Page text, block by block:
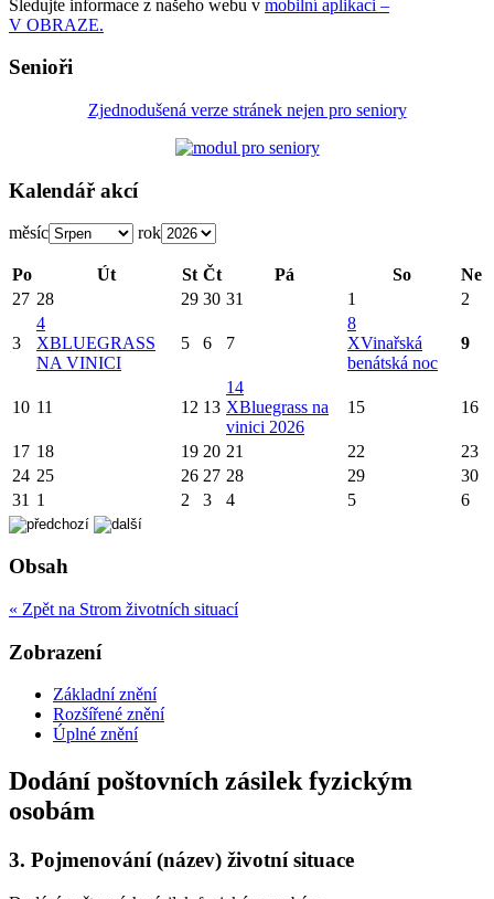
Sledujte informace z našeho webu v mobilní aplikaci –
V OBRAZE.
Senioři
Zjednodušená verze stránek nejen pro seniory
Kalendář akcí
měsíc rok
Po Út St Čt Pá So
Ne
27 28 29 30 31 1 2
3
4
XBLUEGRASS
NA VINICI
5 6 7
8
XVinařská
benátská noc
9
10 11 12 13
14
XBluegrass na
vinici 2026
15 16
17 18 19 20 21 22
23
24 25 26 27 28 29
30
31 1 2 3 4 5 6
Obsah
« Zpět na Strom životních situací
Zobrazení
Základní znění
Rozšířené znění
Úplné znění
Dodání poštovních zásilek fyzickým
osobám
3. Pojmenování (název) životní situace